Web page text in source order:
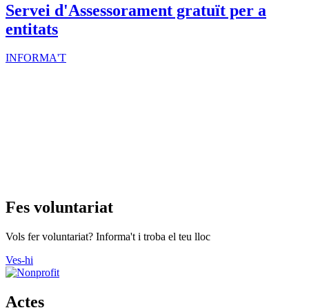
Servei d'Assessorament gratuït per a
entitats
INFORMA'T
Fes voluntariat
Vols fer voluntariat? Informa't i troba el teu lloc
Ves-hi
Actes